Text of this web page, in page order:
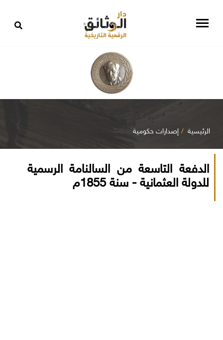
الرئيسية إصدارات حكومية
الدفعة التاسعة من السالنامة الرسمية
للدولة العثمانية - سنة 1855م